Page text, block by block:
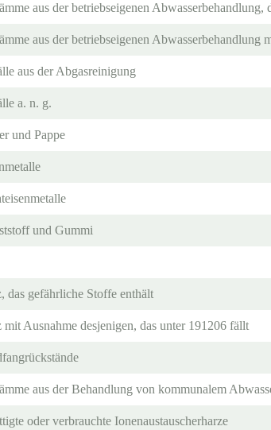
aus der betriebseigenen
aus der betriebseigenen
aus der Abgasreinigung
a. n. g.
und Pappe
und Gummi
das gefährliche Stoffe enthält
mit Ausnahme desjenigen, das unter 191206 fällt
aus der Behandlung von kommunalem
oder verbrauchte Ionenaustauscherharze